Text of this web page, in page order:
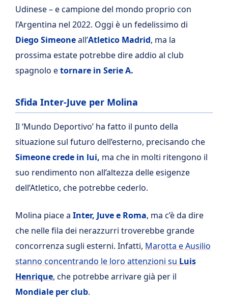
Udinese – e campione del mondo proprio con
l’Argentina nel 2022. Oggi è un fedelissimo di
Diego Simeoneall’Atletico Madrid, ma la
prossima estate potrebbe dire addio al club
spagnolo etornare in Serie A.
Sfida Inter-Juve per Molina
Il ‘Mundo Deportivo’ ha fatto il punto della
situazione sul futuro dell’esterno, precisando che
Simeone crede in lui, ma che in molti ritengono il
suo rendimento non all’altezza delle esigenze
dell’Atletico, che potrebbe cederlo.
Molina piace a Inter, Juve e Roma, ma c’è da dire
che nelle fila dei nerazzurri troverebbe grande
concorrenza sugli esterni. Infatti, Marotta e Ausilio
stanno concentrando le loro attenzioni su Luis
Henrique, che potrebbe arrivare già per il
Mondiale per club.